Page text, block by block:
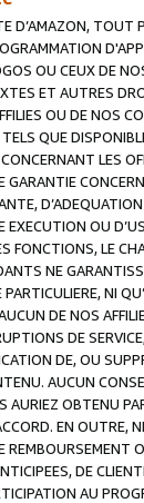
D’AMAZON,
OU CEUX DE
ET AUTRES
OU DE NOS
QUE
LES
OU
FONCTIONS, LE
NE
PARTICULIERE, NI
DE NOS
DE
DE, OU
AUCUN
OBTENU
EN OUTRE,
DE
AU